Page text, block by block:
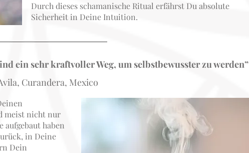
Durch dieses schamanische Ritual erfährst Du absolute
Sicherheit in Deine Intuition.
ein sehr kraftvoller Weg, um selbstbewusster zu werden”
Curandera, Mexico
meist nicht nur
aufgebaut haben
in Deine
Dein